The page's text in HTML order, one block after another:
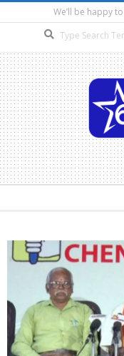
to
We’ll be happy